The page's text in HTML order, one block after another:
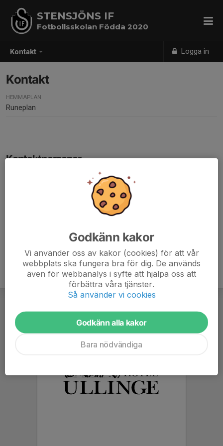
Kontakt Logga in
STENSJÖNS IF
Fotbollsskolan Födda 2020
Kontakt
HEMMAPLAN
Runeplan
Kontaktpersoner
Mette Bromander
Mobil visas bara för inloggade
E-post visas bara för inloggade
Godkänn kakor
Vi använder oss av kakor (cookies) för att vår
webbplats ska fungera bra för dig. De används
även för webbanalys i syfte att hjälpa oss att
förbättra våra tjänster.
Så använder vi cookies
Godkänn alla kakor
Bara nödvändiga